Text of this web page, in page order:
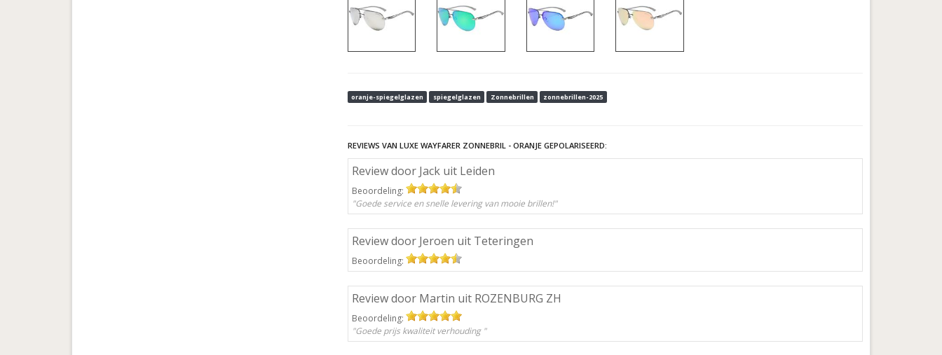
oranje-spiegelglazen spiegelglazen Zonnebrillen zonnebrillen-2025
REVIEWS VAN LUXE WAYFARER ZONNEBRIL - ORANJE GEPOLARISEERD:
Review door Jack uit Leiden
Beoordeling:
"Goede service en snelle levering van mooie brillen!"
Review door Jeroen uit Teteringen
Beoordeling:
Review door Martin uit ROZENBURG ZH
Beoordeling:
"Goede prijs kwaliteit verhouding "